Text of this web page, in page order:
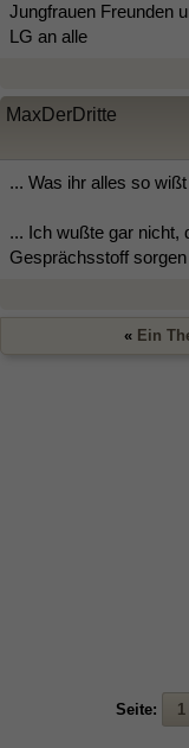
Jungfrauen Freunden
LG an alle
MaxDerDritte
... Was ihr alles so wißt
... Ich wußte gar nicht,
Gesprächsstoff
« Ein
Seite: 1